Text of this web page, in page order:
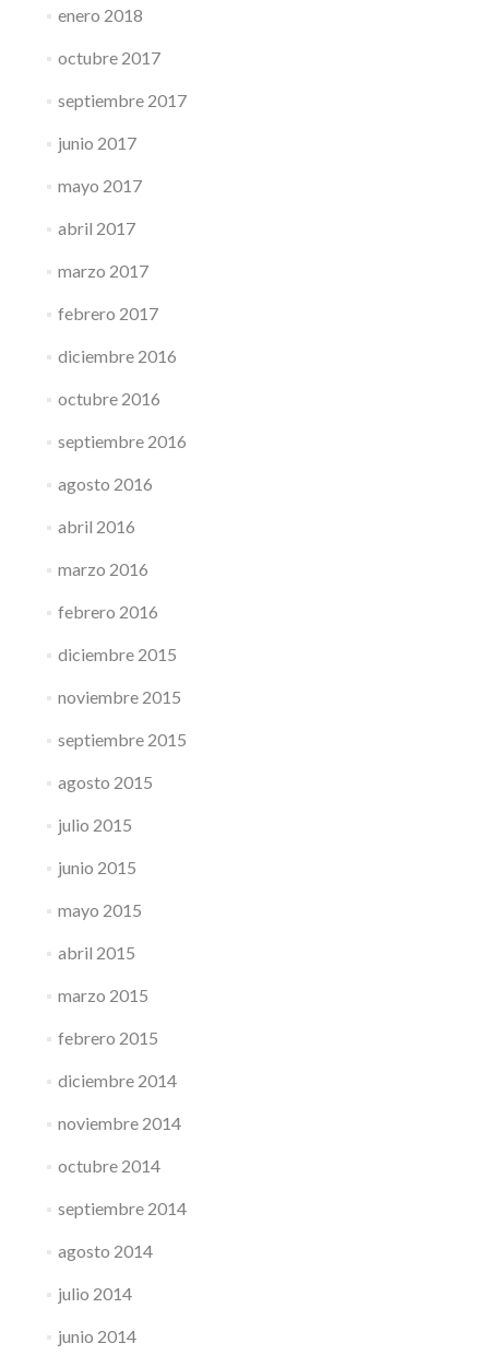
enero 2018
octubre 2017
septiembre 2017
junio 2017
mayo 2017
abril 2017
marzo 2017
febrero 2017
diciembre 2016
octubre 2016
septiembre 2016
agosto 2016
abril 2016
marzo 2016
febrero 2016
diciembre 2015
noviembre 2015
septiembre 2015
agosto 2015
julio 2015
junio 2015
mayo 2015
abril 2015
marzo 2015
febrero 2015
diciembre 2014
noviembre 2014
octubre 2014
septiembre 2014
agosto 2014
julio 2014
junio 2014